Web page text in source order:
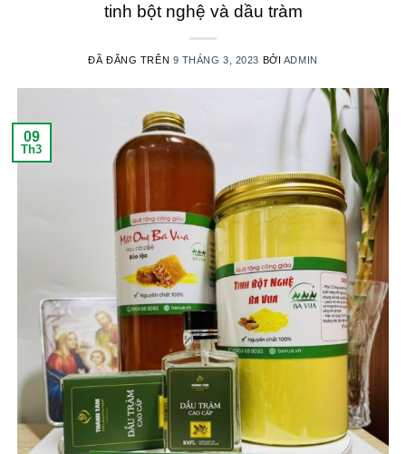
tinh bột nghệ và dầu tràm
ĐÃ ĐĂNG TRÊN 9 THÁNG 3, 2023 BỞI ADMIN
09
Th3